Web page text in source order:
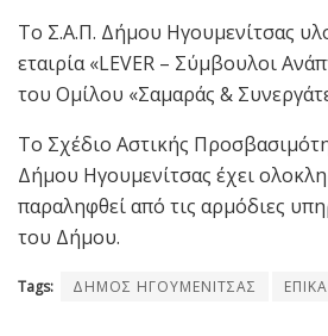
Το Σ.Α.Π. Δήμου Ηγουμενίτσας
εταιρία «LEVER – Σύμβουλοι
του Ομίλου «Σαμαράς &
Το Σχέδιο Αστικής
Δήμου Ηγουμενίτσας έχει
παραληφθεί από τις αρμόδιες
του Δήμου.
Tags: ΔΗΜΟΣ ΗΓΟΥΜΕΝΙΤΣΑΣ